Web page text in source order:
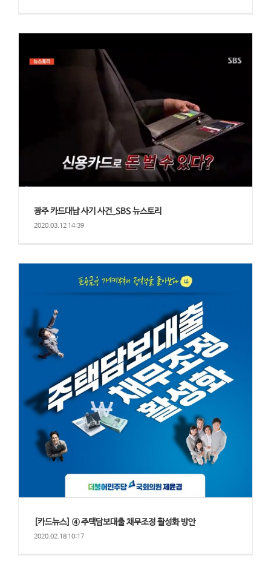
광주 카드대납 사기 사건_SBS 뉴스토리
2020.03.12 14:39
[카드뉴스] ④ 주택담보대출 채무조정 활성화 방안
2020.02.18 10:17